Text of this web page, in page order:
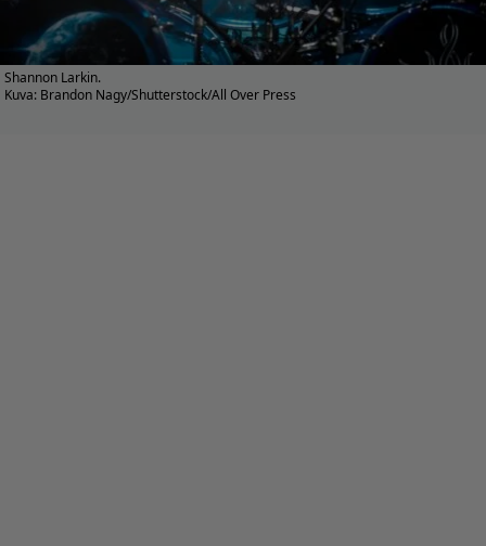
Shannon Larkin.
Kuva: Brandon Nagy/Shutterstock/All Over Press